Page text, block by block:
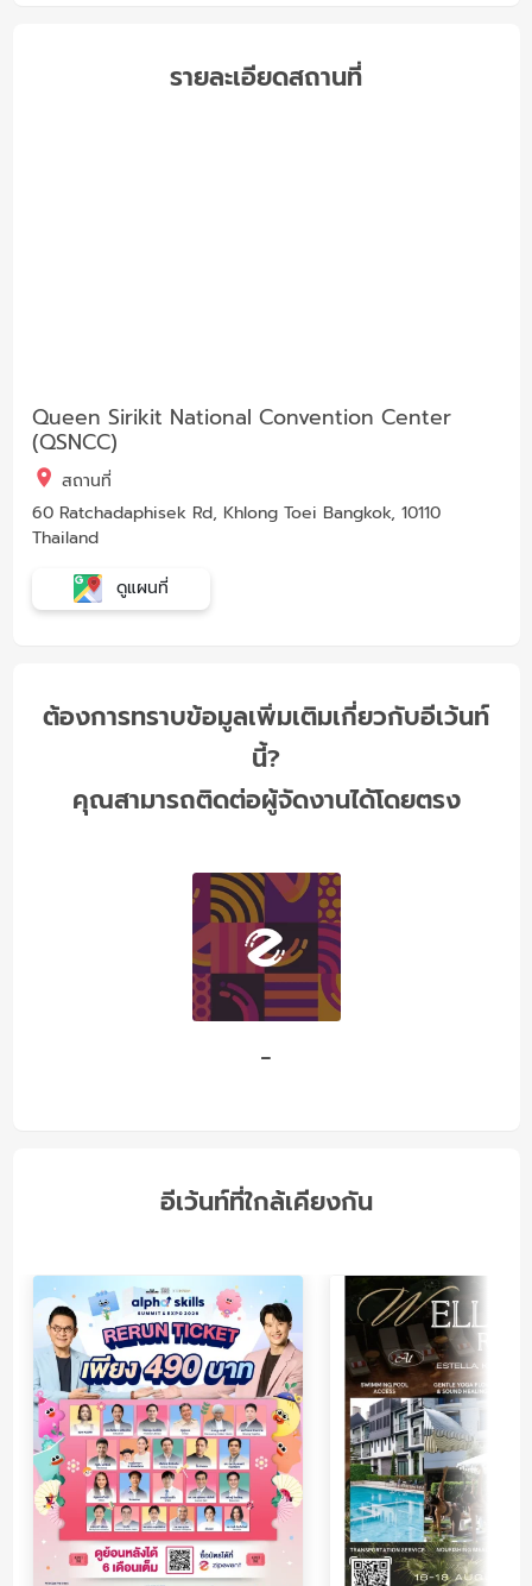
รายละเอียดสถานที่
Queen Sirikit National Convention Center
(QSNCC)
สถานที่
60 Ratchadaphisek Rd, Khlong Toei Bangkok, 10110
Thailand
ดูแผนที่
ต้องการทราบข้อมูลเพิ่มเติมเกี่ยวกับอีเว้นท์
นี้?
คุณสามารถติดต่อผู้จัดงานได้โดยตรง
-
อีเว้นท์ที่ใกล้เคียงกัน